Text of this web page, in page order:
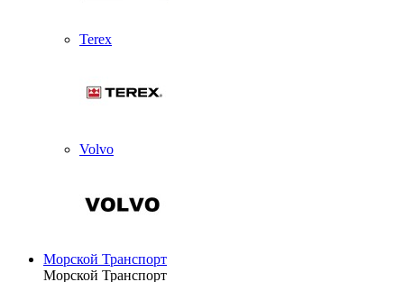
Terex
Volvo
Морской Транспорт
Морской Транспорт